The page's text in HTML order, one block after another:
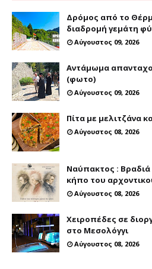
Δρόμος από το
διαδρομή γεμάτη
Αύγουστος 09, 2026
Αντάμωμα
(φωτο)
Αύγουστος 09, 2026
Πίτα με μελιτζάνα
Αύγουστος 08, 2026
Ναύπακτος : Βραδιά
κήπο του
Αύγουστος 08, 2026
Χειροπέδες σε
στο Μεσολόγγι
Αύγουστος 08, 2026